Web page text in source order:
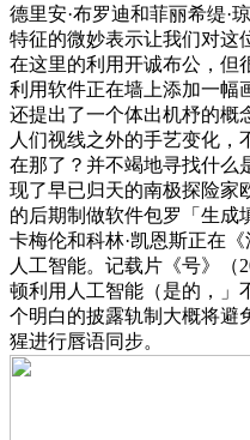
德里安·布罗迪和菲丽希缇·
特征的微妙表示让我们对这
在这里的利用开诚布公，但
利用软件正在墙上添加一幅
还提出了一个体出机杼的概
人们视线之外的手艺变化，
在那了？并不竭地寻找什么
现了早已归天的南极探险家
的后期制做软件包罗「生成
卡梅伦和科林·凯恩斯正在
人工智能。记载片《号》（
顿利用人工智能（是的，」
个明白的披露轨制大概将避
猩进行唇语同步。